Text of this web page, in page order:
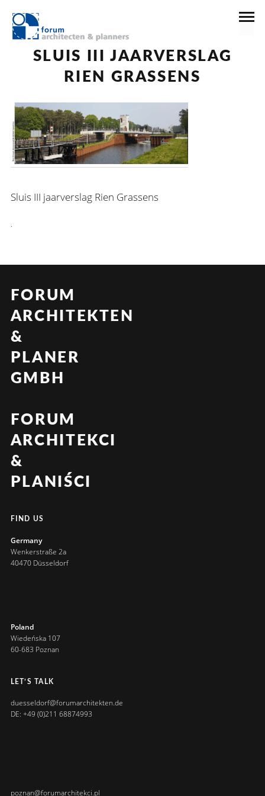
SLUIS III JAARVERSLAG
RIEN GRASSENS
Sluis III jaarverslag Rien Grassens
.
FORUM
ARCHITEKTEN
&
PLANER
GMBH
FORUM
ARCHITEKCI
&
PLANIŚCI
FIND US
Germany
Wenkerstraße 2a
40470 Düsseldorf
Poland
Wiedeńska 107
60-683 Poznan
LET’S TALK
duesseldorf@forumarchitekten.de
DE: +49 (0)211 68874993
poznan@forumarchitekci.pl